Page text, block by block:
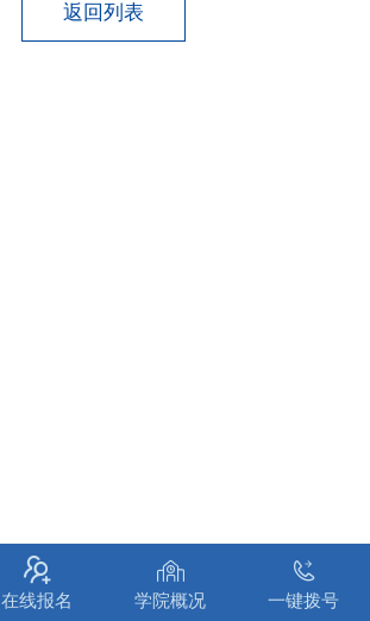
返回列表

在线报名

学院概况

一键拨号